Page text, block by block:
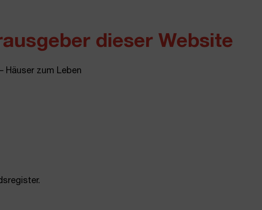
dieser Website
Häuser zum Leben